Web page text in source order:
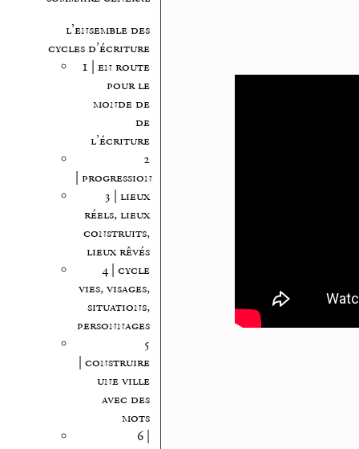
l’ensemble des
cycles d’écriture
1 | en route
pour le
monde de
de
l’écriture
2
| progression
3 | lieux
réels, lieux
construits,
lieux rêvés
4 | cycle
vies, visages,
situations,
personnages
5
| construire
une ville
avec des
mots
6 |